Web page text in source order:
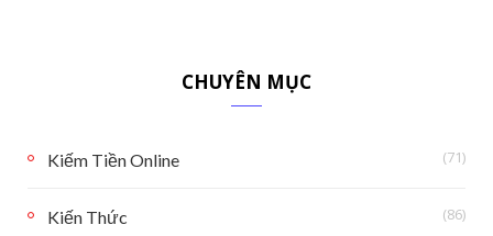
CHUYÊN MỤC
Kiếm Tiền Online (71)
Kiến Thức (86)